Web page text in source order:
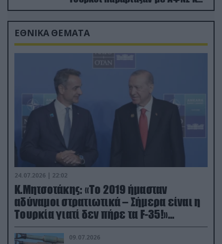
drone
ΕΘΝΙΚΑ ΘΕΜΑΤΑ
24.07.2026 | 22:02
Κ.Μητσοτάκης: «Το 2019 ήμασταν
αδύναμοι στρατιωτικά – Σήμερα είναι η
Τουρκία γιατί δεν πήρε τα F-35!»
(βίντεο)
09.07.2026